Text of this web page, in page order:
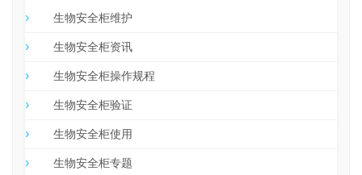
生物安全柜维护
生物安全柜资讯
生物安全柜操作规程
生物安全柜验证
生物安全柜使用
生物安全柜专题